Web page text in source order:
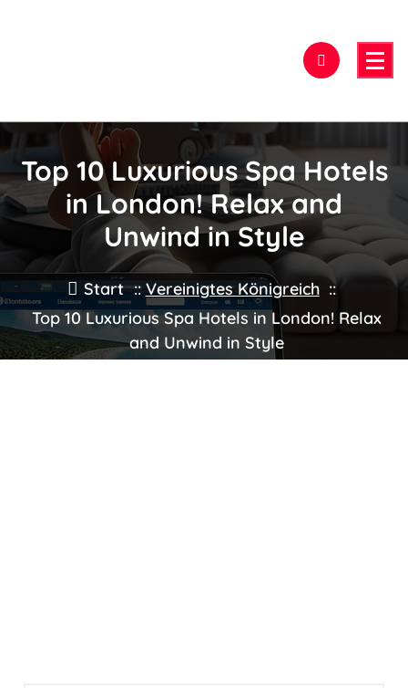
Top 10 Luxurious Spa Hotels
in London! Relax and
Unwind in Style
Start ::Vereinigtes Königreich::
Top 10 Luxurious Spa Hotels in London! Relax
and Unwind in Style